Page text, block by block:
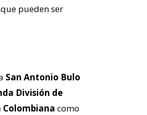
pueden ser
San Antonio Bulo
División de
Colombiana como